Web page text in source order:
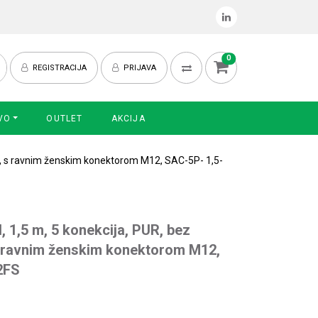
REGISTRACIJA PRIJAVA
0
OUTLET AKCIJA
ravnim ženskim konektorom M12, SAC-5P- 1,5-
m, 5 konekcija, PUR, bez
ženskim konektorom M12,